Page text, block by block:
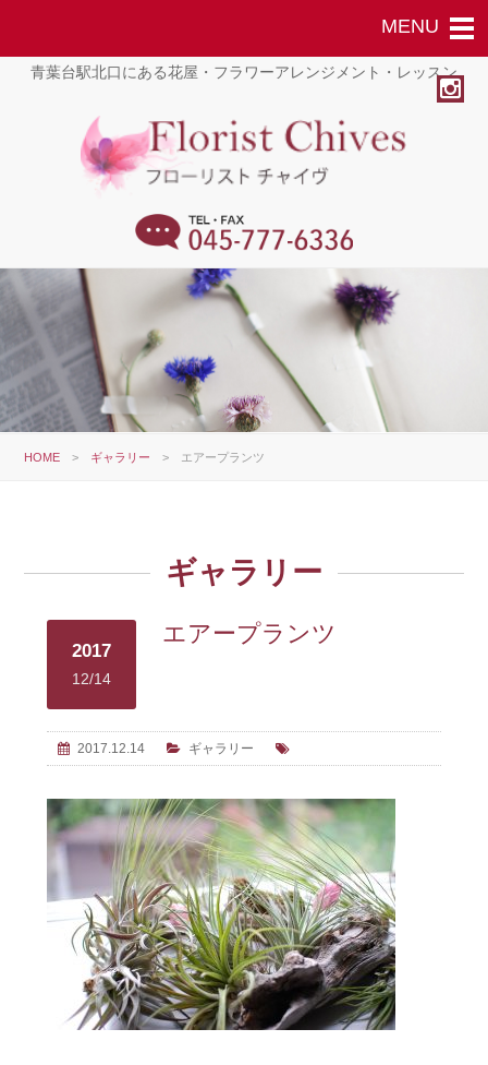
青葉台駅北口にある花屋・フラワーアレンジメント・レッスン
HOME > ギャラリー > エアープランツ
ギャラリー
2017
12/14
エアープランツ
2017.12.14 ギャラリー